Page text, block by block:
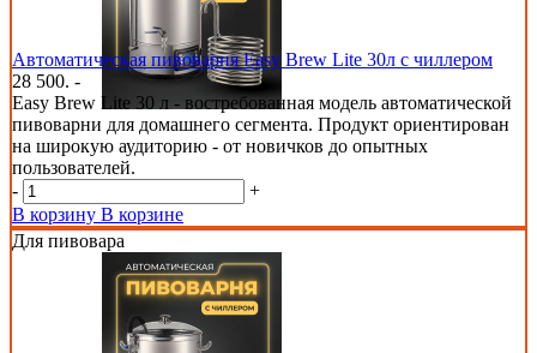
Автоматическая пивоварня Easy Brew Lite 30л с чиллером
28 500. -
Easy Brew Lite 30 л - востребованная модель автоматической
пивоварни для домашнего сегмента. Продукт ориентирован
на широкую аудиторию - от новичков до опытных
пользователей.
-
+
В корзину В корзине
Для пивовара